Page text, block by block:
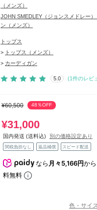
（メンズ）
JOHN SMEDLEY（ジョンスメドレー
ン（メンズ）
トップス
> トップス（メンズ）
> カーディガン
5.0 (1件のレビ
¥60,500 48％OFF
¥31,000
国内発送 (送料込) 別の価格設定あり
関税負担なし 返品補償 スピード配送
なら月々5,166円か
料無料
色・サイ